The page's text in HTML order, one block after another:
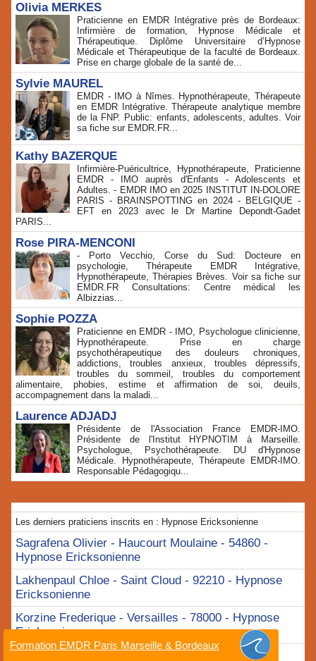
Olivia MERKES
Praticienne en EMDR Intégrative près de Bordeaux:
Infirmière de formation, Hypnose Médicale et
Thérapeutique. Diplôme Universitaire d’Hypnose
Médicale et Thérapeutique de la faculté de Bordeaux.
Prise en charge globale de la santé de...
Sylvie MAUREL
EMDR - IMO à Nîmes. Hypnothérapeute, Thérapeute
en EMDR Intégrative. Thérapeute analytique membre
de la FNP. Public: enfants, adolescents, adultes. Voir
sa fiche sur EMDR.FR...
Kathy BAZERQUE
Infirmière-Puéricultrice, Hypnothérapeute, Praticienne
EMDR - IMO auprès d'Enfants - Adolescents et
Adultes. - EMDR IMO en 2025 INSTITUT IN-DOLORE
PARIS - BRAINSPOTTING en 2024 - BELGIQUE -
EFT en 2023 avec le Dr Martine Depondt-Gadet
PARIS...
Rose PIRA-MENCONI
- Porto Vecchio, Corse du Sud: Docteure en
psychologie, Thérapeute EMDR Intégrative,
Hypnothérapeute, Thérapies Brèves. Voir sa fiche sur
EMDR.FR Consultations: Centre médical les
Albizzias...
Sophie POZZA
Praticienne en EMDR - IMO, Psychologue clinicienne,
Hypnothérapeute. Prise en charge
psychothérapeutique des douleurs chroniques,
addictions, troubles anxieux, troubles dépressifs,
troubles du sommeil, troubles du comportement
alimentaire, phobies, estime et affirmation de soi, deuils,
accompagnement dans la maladi...
Laurence ADJADJ
Présidente de l'Association France EMDR-IMO.
Présidente de l'Institut HYPNOTIM à Marseille.
Psychologue, Psychothérapeute. DU d'Hypnose
Médicale. Hypnothérapeute, Thérapeute EMDR-IMO.
Responsable Pédagogiqu...
Les derniers praticiens inscrits en : Hypnose Ericksonienne
Sagrafena Olivier - Haucourt Moulaine - 54860 -
Hypnose Ericksonienne
Lakhenpaul Chloe - Saint Cloud - 92210 - Hypnose
Ericksonienne
Korzine Frederique - Versailles - 78000 - Hypnose
Ericksonienne
Remy Emilie - Marly - 57155 - Hypnose
Formation EMDR Paris Marseille & Bordeaux